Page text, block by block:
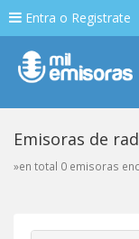
Entra o Registrate
Emisoras de
»en total 0 emisoras